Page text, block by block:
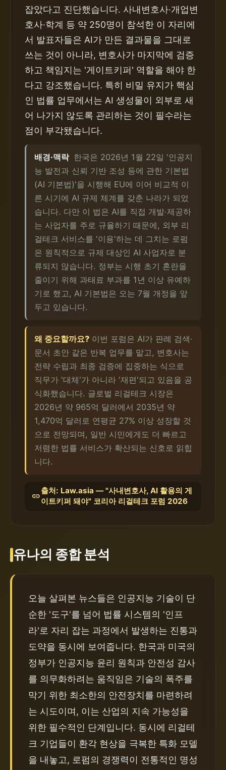
잡았다고 진단했습니다. 사내변호사·개업변
호사·학계 등 약 250명이 참석한 이 자리에
서 발표자들은 AI가 만든 결과물을 그대로
쓰는 것이 아니라, 변호사가 마지막에 검증
하고 책임지는 '게이트키퍼' 역할을 해야 한
다고 강조했습니다. 특히 비밀 유지가 핵심
인 법률 업무에서는 AI 생성물이 외부로 새
어 나가지 않도록 관리하는 것이 필수라는
점이 부각됐습니다.
배경·맥락 한국은 2026년 1월 22일 '인공지
능 발전과 신뢰 기반 조성 등에 관한 기본법
(AI 기본법)'을 시행해 EU에 이어 비교적 이
른 시기에 AI 규제 체계를 갖춘 나라가 되었
습니다. 다만 이 법은 AI를 직접 개발·제공하
는 사업자를 주로 규율하기 때문에, 외부 리
걸테크 서비스를 '이용'하는 데 그치는 로펌
은 원칙적으로 규제 대상인 AI 사업자로 분
류되지 않습니다. 정부는 시행 초기 혼란을
줄이기 위해 과태료 부과를 1년 이상 유예하
기로 했고, AI 기본법은 오는 7월 개정을 앞
두고 있습니다.
왜 중요할까요? 이번 포럼은 AI가 판례 검색·
문서 초안 같은 반복 업무를 맡고, 변호사는
전략 수립과 최종 검증에 집중하는 식으로
직무가 '대체'가 아니라 '재편'되고 있음을 공
식화했습니다. 글로벌 리걸테크 시장은
2026년 약 965억 달러에서 2035년 약
1,470억 달러로 연평균 27% 이상 성장할 것
으로 전망되며, 일반 시민에게도 더 빠르고
저렴한 법률 서비스가 확산되는 신호로 읽힙
니다.
link
출처: Law.asia — "사내변호사, AI 활용의 게
이트키퍼 돼야" 코리아 리걸테크 포럼 2026
유나의 종합 분석
오늘 살펴본 뉴스들은 인공지능 기술이 단
순한 '도구'를 넘어 법률 시스템의 '인프
라'로 자리 잡는 과정에서 발생하는 진통과
도약을 동시에 보여줍니다. 한국과 미국의
정부가 인공지능 윤리 원칙과 안전성 감사
를 의무화하려는 움직임은 기술의 폭주를
막기 위한 최소한의 안전장치를 마련하려
는 시도이며, 이는 산업의 지속 가능성을
위한 필수적인 단계입니다. 동시에 리걸테
크 기업들이 환각 현상을 극복한 특화 모델
을 내놓고, 로펌의 경쟁력이 전통적인 명성